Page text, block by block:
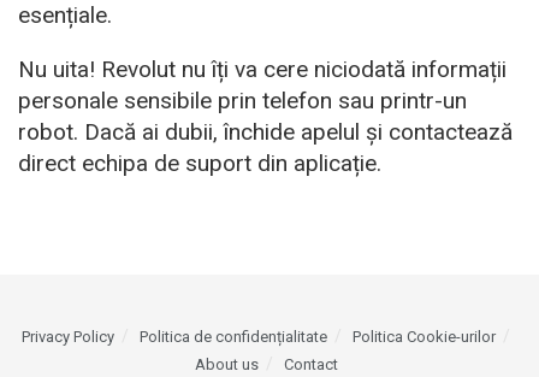
esențiale.
Nu uita! Revolut nu îți va cere niciodată informații
personale sensibile prin telefon sau printr-un
robot. Dacă ai dubii, închide apelul și contactează
direct echipa de suport din aplicație.
Privacy Policy Politica de confidențialitate
Politica Cookie-urilor
About us
Contact